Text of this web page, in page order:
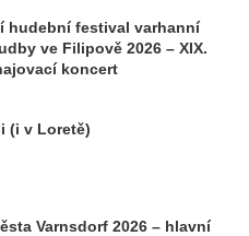
hudební festival varhanní
ve Filipově 2026 – XIX.
koncert
(i v Loretě)
Varnsdorf 2026 – hlavní